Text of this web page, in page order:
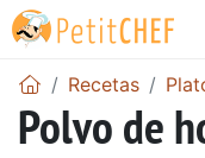
Recetas
Polvo de